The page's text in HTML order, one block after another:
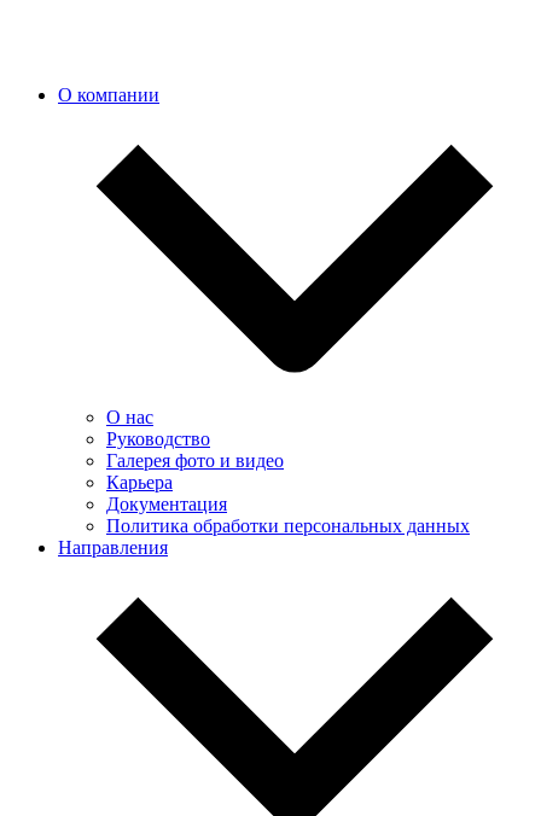
О компании
О нас
Руководство
Галерея фото и видео
Карьера
Документация
Политика обработки персональных данных
Направления